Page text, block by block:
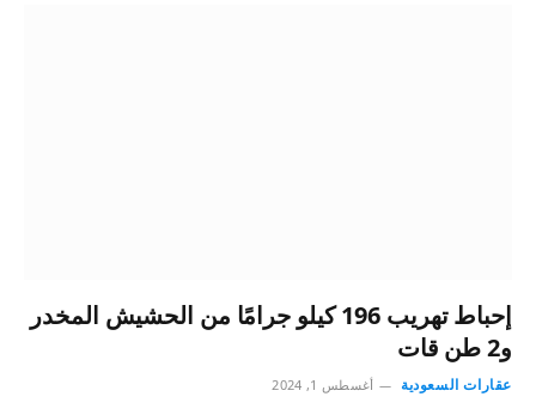
إحباط تهريب 196 كيلو جرامًا من الحشيش المخدر
و2 طن قات
عقارات السعودية أغسطس 1, 2024